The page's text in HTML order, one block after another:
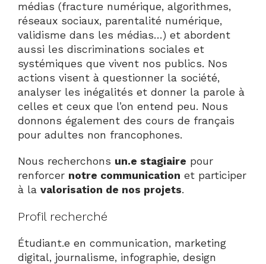
médias (fracture numérique, algorithmes,
réseaux sociaux, parentalité numérique,
validisme dans les médias…) et abordent
aussi les discriminations sociales et
systémiques que vivent nos publics. Nos
actions visent à questionner la société,
analyser les inégalités et donner la parole à
celles et ceux que l’on entend peu. Nous
donnons également des cours de français
pour adultes non francophones.
Nous recherchons un.e stagiaire pour
renforcer notre communication et participer
à la valorisation de nos projets.
Profil recherché
Étudiant.e en communication, marketing
digital, journalisme, infographie, design